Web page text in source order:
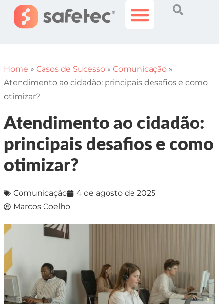
Home » Casos de Sucesso » Comunicação »
Atendimento ao cidadão: principais desafios e como
otimizar?
Atendimento ao cidadão:
principais desafios e como
otimizar?
Comunicação
4 de agosto de 2025
Marcos Coelho